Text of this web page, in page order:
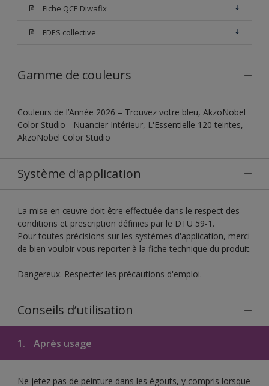
Fiche QCE Diwafix
FDES collective
Gamme de couleurs
Couleurs de l’Année 2026 – Trouvez votre bleu, AkzoNobel
Color Studio - Nuancier Intérieur, L'Essentielle 120 teintes,
AkzoNobel Color Studio
Système d'application
La mise en œuvre doit être effectuée dans le respect des
conditions et prescription définies par le DTU 59-1.
Pour toutes précisions sur les systèmes d'application, merci
de bien vouloir vous reporter à la fiche technique du produit.
Dangereux. Respecter les précautions d'emploi.
Conseils d’utilisation
1. Après usage
Ne jetez pas de peinture dans les égouts, y compris lorsque